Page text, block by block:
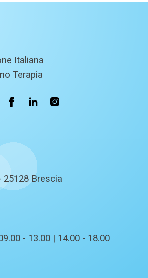
Italiana
Terapia
25128 Brescia
- 13.00 | 14.00 - 18.00